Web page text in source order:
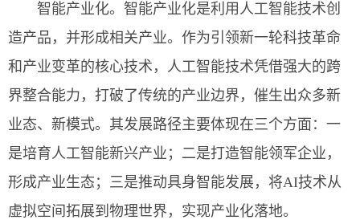
智能产业化。智能产业化是利用人工智能技术创
造产品，并形成相关产业。作为引领新一轮科技革命
和产业变革的核心技术，人工智能技术凭借强大的跨
界整合能力，打破了传统的产业边界，催生出众多新
业态、新模式。其发展路径主要体现在三个方面：一
是培育人工智能新兴产业；二是打造智能领军企业，
形成产业生态；三是推动具身智能发展，将AI技术从
虚拟空间拓展到物理世界，实现产业化落地。